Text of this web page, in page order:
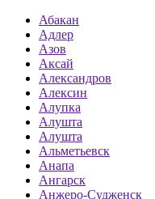
Абакан
Адлер
Азов
Аксай
Александров
Алексин
Алупка
Алушта
Алушта
Альметьевск
Анапа
Ангарск
Анжеро-Судженск